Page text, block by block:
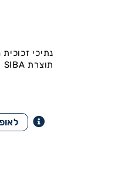
תוצרת SIBA גרמניה